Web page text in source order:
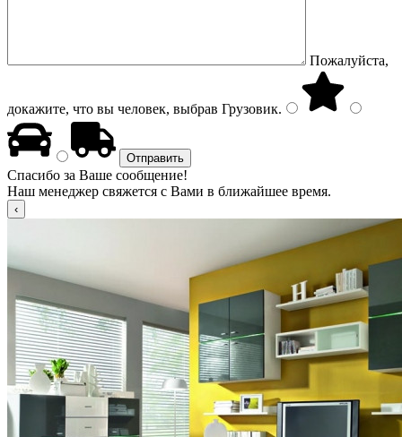
Пожалуйста,
докажите, что вы человек, выбрав Грузовик.
Спасибо за Ваше сообщение!
Наш менеджер свяжется с Вами в ближайшее время.